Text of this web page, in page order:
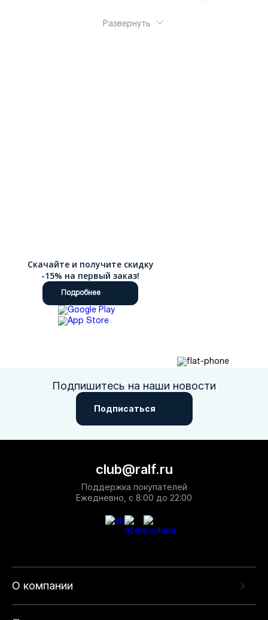
Развернуть
Скачайте и получите скидку
-15% на первый заказ!
Подробнее
Подпишитесь на наши новости
Подписаться
О компании
club@ralf.ru
Поддержка покупателей
Ежедневно, с 8:00 до 22:00